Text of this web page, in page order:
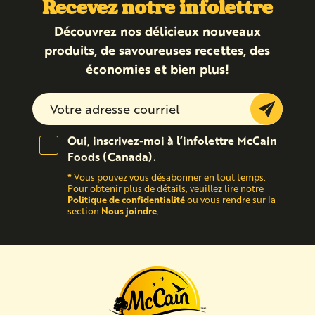
Recevez notre infolettre
Découvrez nos délicieux nouveaux
produits, de savoureuses recettes, des
économies et bien plus!
Submit
Oui, inscrivez-moi à l’infolettre McCain
Foods (Canada).
*Vous pouvez vous désabonner en tout temps.
Pour obtenir plus de détails, veuillez lire notre
Politique de confidentialitéou vous rendre sur la
section Nous joindre.